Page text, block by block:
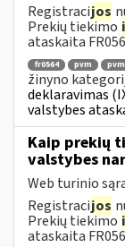
Registracijos
Prekių tiekimo
ataskaita
fr0564 pvm
žinyno
deklaravimas
valstybes
Kaip prekių
valstybes
Web turinio
Registracijos
Prekių tiekimo
ataskaita